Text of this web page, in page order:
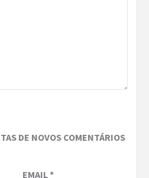
DE NOVOS COMENTÁRIOS
EMAIL*